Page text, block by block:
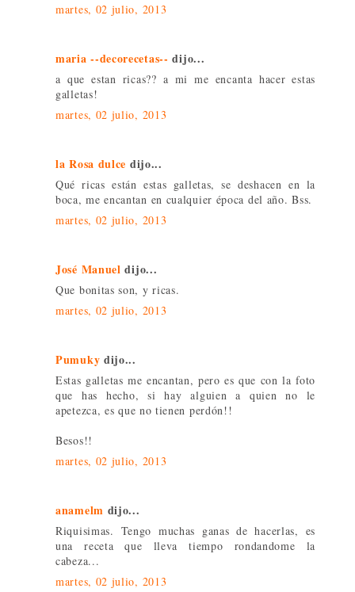
martes, 02 julio, 2013
maria --decorecetas-- dijo...
a que estan ricas?? a mi me encanta hacer estas
galletas!
martes, 02 julio, 2013
la Rosa dulce dijo...
Qué ricas están estas galletas, se deshacen en la
boca, me encantan en cualquier época del año. Bss.
martes, 02 julio, 2013
José Manuel dijo...
Que bonitas son, y ricas.
martes, 02 julio, 2013
Pumuky dijo...
Estas galletas me encantan, pero es que con la foto
que has hecho, si hay alguien a quien no le
apetezca, es que no tienen perdón!!
Besos!!
martes, 02 julio, 2013
anamelm dijo...
Riquisimas. Tengo muchas ganas de hacerlas, es
una receta que lleva tiempo rondandome la
cabeza...
martes, 02 julio, 2013